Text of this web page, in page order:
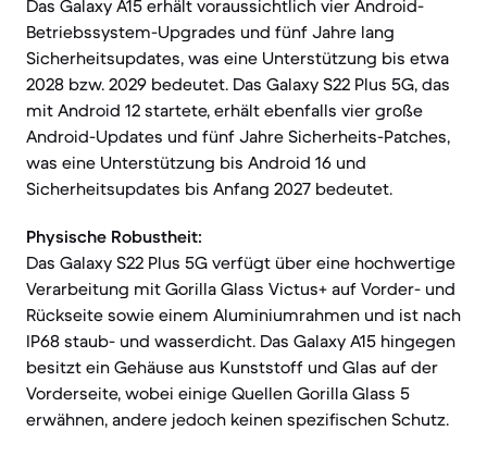
Das Galaxy A15 erhält voraussichtlich vier Android-
Betriebssystem-Upgrades und fünf Jahre lang
Sicherheitsupdates, was eine Unterstützung bis etwa
2028 bzw. 2029 bedeutet. Das Galaxy S22 Plus 5G, das
mit Android 12 startete, erhält ebenfalls vier große
Android-Updates und fünf Jahre Sicherheits-Patches,
was eine Unterstützung bis Android 16 und
Sicherheitsupdates bis Anfang 2027 bedeutet.
Physische Robustheit:
Das Galaxy S22 Plus 5G verfügt über eine hochwertige
Verarbeitung mit Gorilla Glass Victus+ auf Vorder- und
Rückseite sowie einem Aluminiumrahmen und ist nach
IP68 staub- und wasserdicht. Das Galaxy A15 hingegen
besitzt ein Gehäuse aus Kunststoff und Glas auf der
Vorderseite, wobei einige Quellen Gorilla Glass 5
erwähnen, andere jedoch keinen spezifischen Schutz.